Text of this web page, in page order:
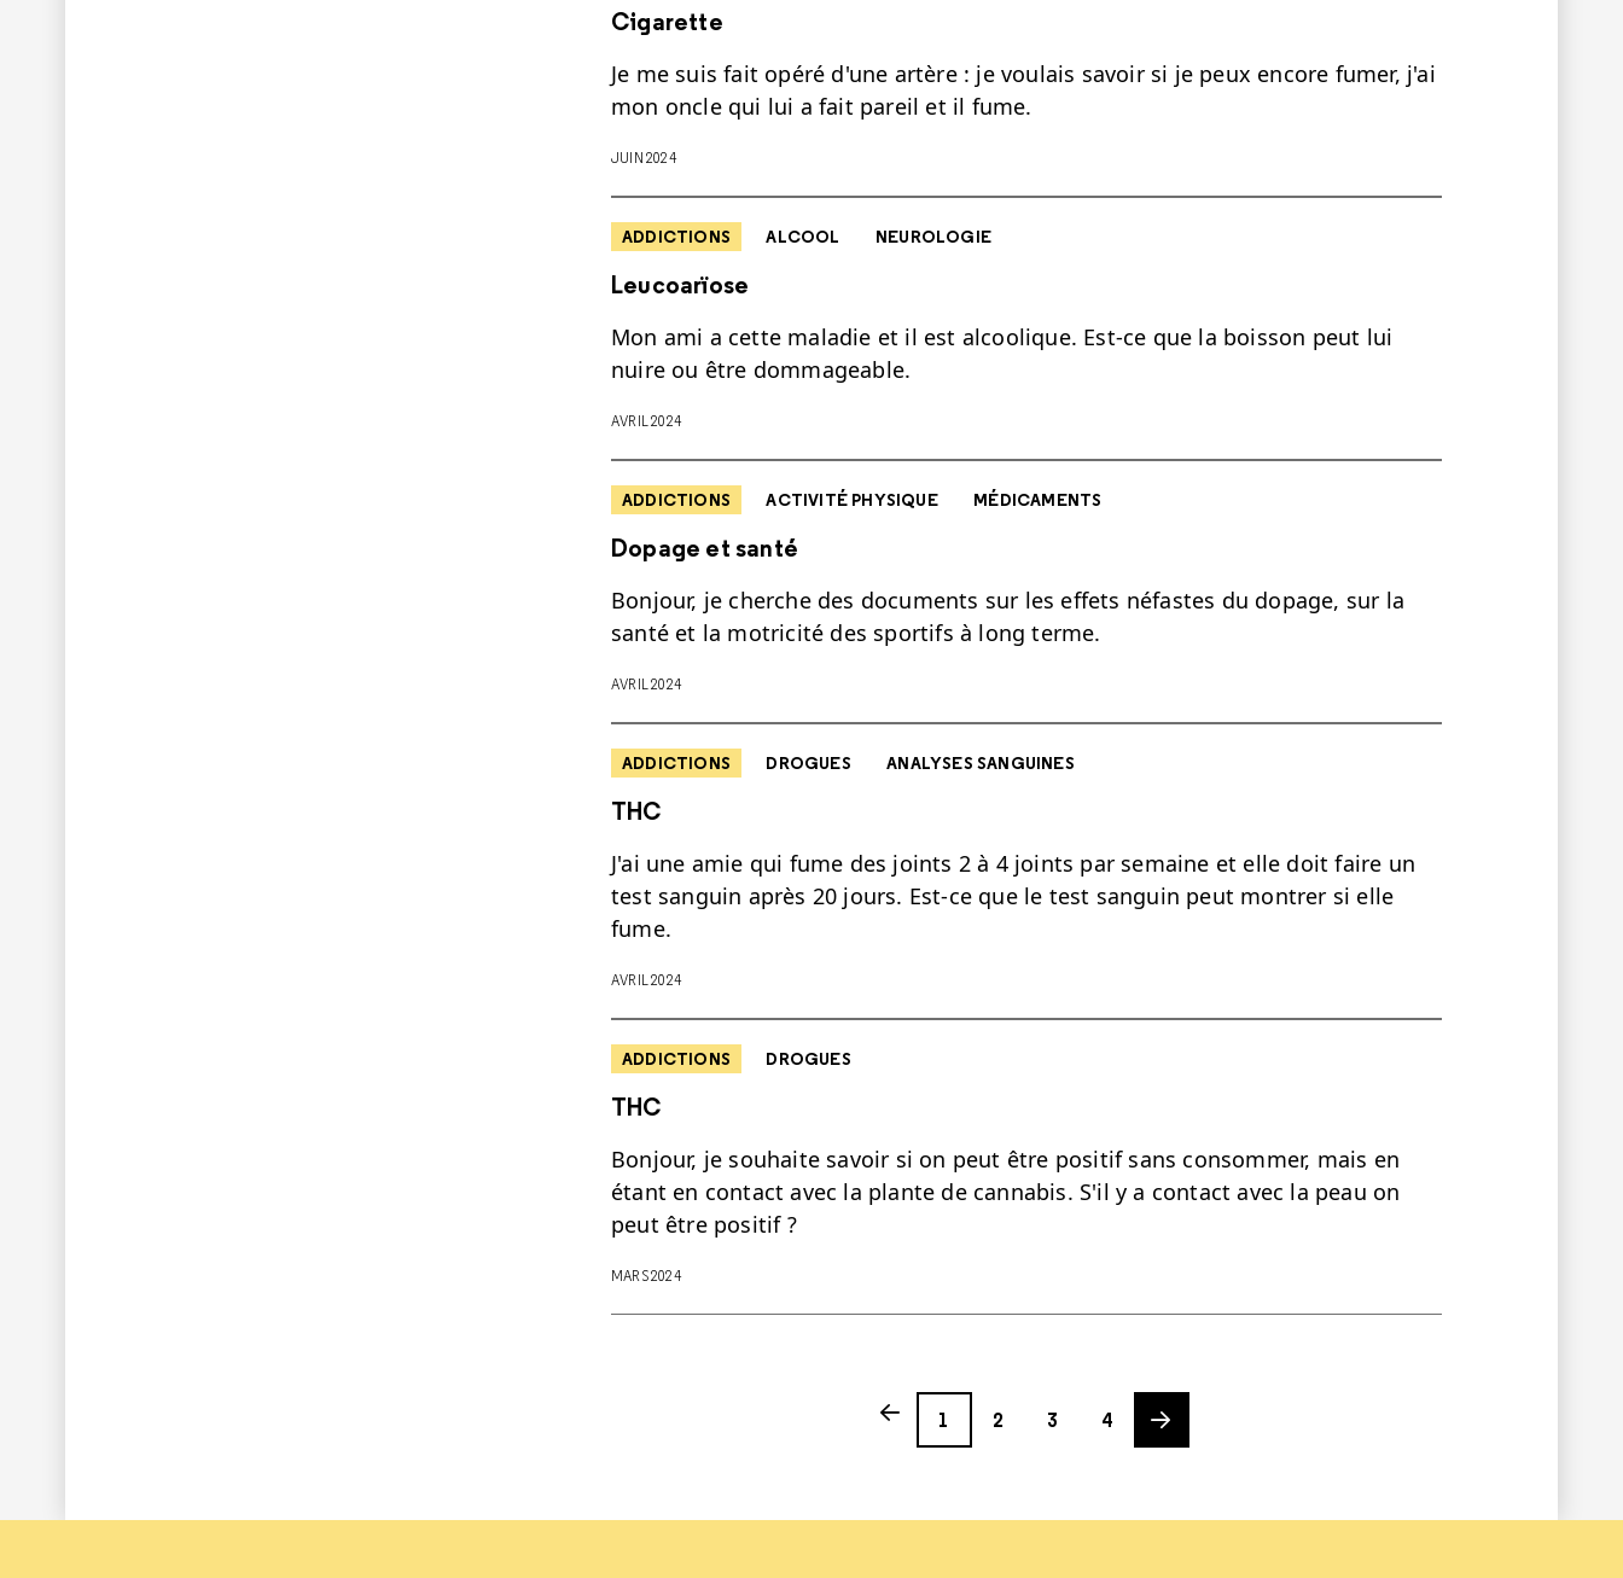
Cigarette
Je me suis fait opéré d'une artère : je voulais savoir si je peux encore fumer, j'ai
mon oncle qui lui a fait pareil et il fume.
JUIN 2024
ADDICTIONS ALCOOL NEUROLOGIE
Leucoarïose
Mon ami a cette maladie et il est alcoolique. Est-ce que la boisson peut lui
nuire ou être dommageable.
AVRIL 2024
ADDICTIONS ACTIVITÉ PHYSIQUE MÉDICAMENTS
Dopage et santé
Bonjour, je cherche des documents sur les effets néfastes du dopage, sur la
santé et la motricité des sportifs à long terme.
AVRIL 2024
ADDICTIONS DROGUES ANALYSES SANGUINES
THC
J'ai une amie qui fume des joints 2 à 4 joints par semaine et elle doit faire un
test sanguin après 20 jours. Est-ce que le test sanguin peut montrer si elle
fume.
AVRIL 2024
ADDICTIONS DROGUES
THC
Bonjour, je souhaite savoir si on peut être positif sans consommer, mais en
étant en contact avec la plante de cannabis. S'il y a contact avec la peau on
peut être positif ?
MARS 2024
Previous page
Page
1
Page
2
3
4
Next page